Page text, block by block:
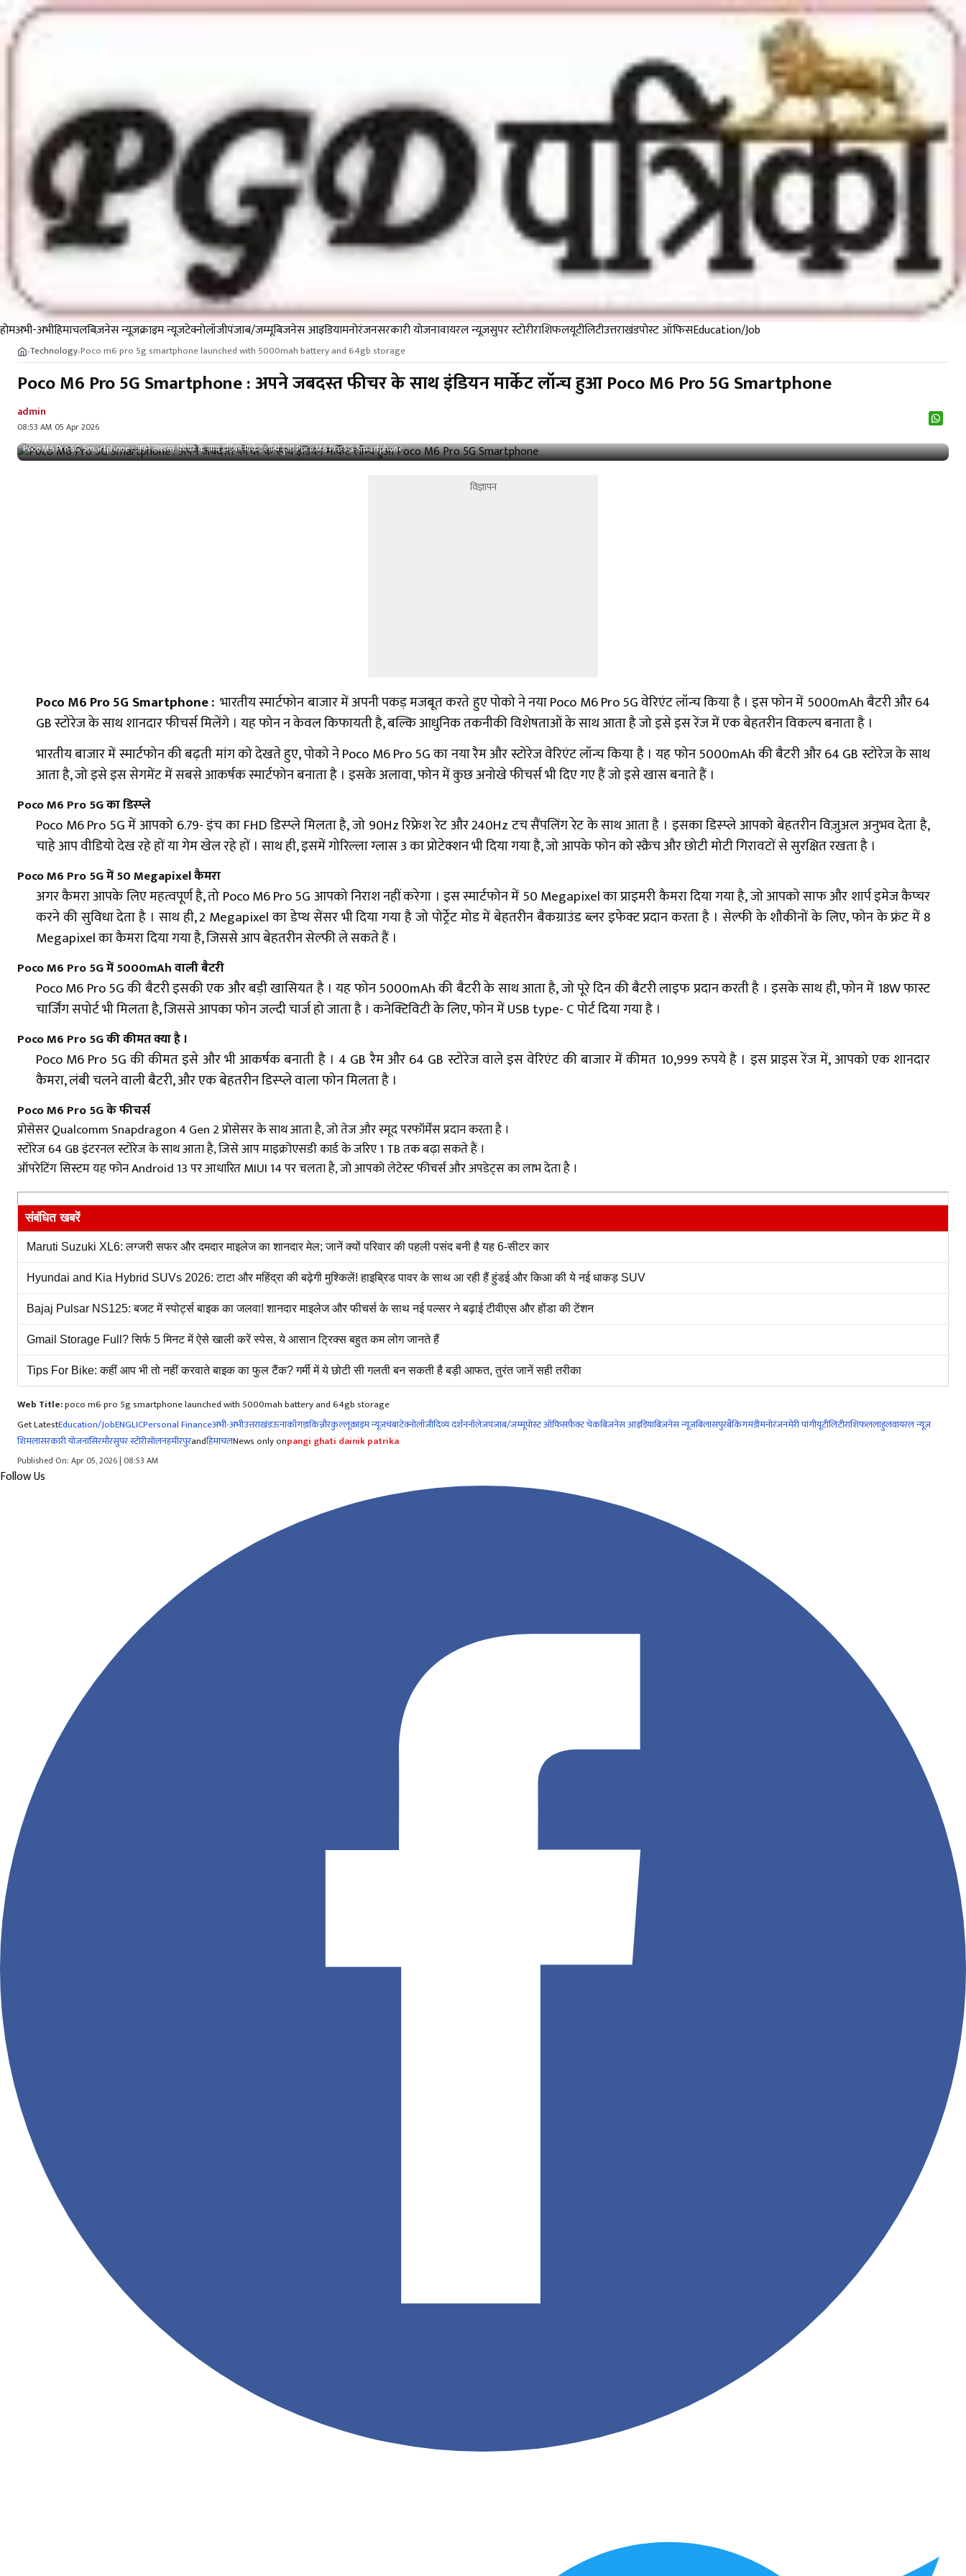
होमअभी-अभीहिमाचलबिज़नेस न्यूज़क्राइम न्यूजटेक्नोलॉजीपंजाब/जम्मूबिजनेस आइडियामनोरंजनसरकारी योजनावायरल न्यूज़सुपर स्टोरीराशिफलयूटीलिटीउत्तराखंडपोस्ट ऑफिसEducation/Job
›Technology›Poco m6 pro 5g smartphone launched with 5000mah battery and 64gb storage
Poco M6 Pro 5G Smartphone : अपने जबदस्त फीचर के साथ इंडियन मार्केट लॉन्च हुआ Poco M6 Pro 5G Smartphone
admin
08:53 AM 05 Apr 2026
Poco M6 Pro 5G Smartphone : अपने जबदस्त फीचर के साथ इंडियन मार्केट लॉन्च हुआ Poco M6 Pro 5G Smartphone
विज्ञापन
Poco M6 Pro 5G Smartphone :भारतीय स्मार्टफोन बाजार में अपनी पकड़ मजबूत करते हुए पोको ने नया Poco M6 Pro 5G वेरिएंट लॉन्च किया है । इस फोन में 5000mAh बैटरी और 64
GB स्टोरेज के साथ शानदार फीचर्स मिलेंगे । यह फोन न केवल किफायती है, बल्कि आधुनिक तकनीकी विशेषताओं के साथ आता है जो इसे इस रेंज में एक बेहतरीन विकल्प बनाता है ।
भारतीय बाजार में स्मार्टफोन की बढ़ती मांग को देखते हुए, पोको ने Poco M6 Pro 5G का नया रैम और स्टोरेज वेरिएंट लॉन्च किया है । यह फोन 5000mAh की बैटरी और 64 GB स्टोरेज के साथ
आता है, जो इसे इस सेगमेंट में सबसे आकर्षक स्मार्टफोन बनाता है । इसके अलावा, फोन में कुछ अनोखे फीचर्स भी दिए गए हैं जो इसे खास बनाते हैं ।
Poco M6 Pro 5Gका डिस्प्ले
Poco M6 Pro 5G में आपको 6.79- इंच का FHD डिस्प्ले मिलता है, जो 90Hz रिफ्रेश रेट और 240Hz टच सैंपलिंग रेट के साथ आता है । इसका डिस्प्ले आपको बेहतरीन विज़ुअल अनुभव देता है,
चाहे आप वीडियो देख रहे हों या गेम खेल रहे हों । साथ ही, इसमें गोरिल्ला ग्लास 3 का प्रोटेक्शन भी दिया गया है, जो आपके फोन को स्क्रैच और छोटी मोटी गिरावटों से सुरक्षित रखता है ।
Poco M6 Pro 5Gमें 50 Megapixel कैमरा
अगर कैमरा आपके लिए महत्वपूर्ण है, तो Poco M6 Pro 5G आपको निराश नहीं करेगा । इस स्मार्टफोन में 50 Megapixel का प्राइमरी कैमरा दिया गया है, जो आपको साफ और शार्प इमेज कैप्चर
करने की सुविधा देता है । साथ ही, 2 Megapixel का डेप्थ सेंसर भी दिया गया है जो पोर्ट्रेट मोड में बेहतरीन बैकग्राउंड ब्लर इफेक्ट प्रदान करता है । सेल्फी के शौकीनों के लिए, फोन के फ्रंट में 8
Megapixel का कैमरा दिया गया है, जिससे आप बेहतरीन सेल्फी ले सकते हैं ।
Poco M6 Pro 5G में 5000mAh वाली बैटरी
Poco M6 Pro 5G की बैटरी इसकी एक और बड़ी खासियत है । यह फोन 5000mAh की बैटरी के साथ आता है, जो पूरे दिन की बैटरी लाइफ प्रदान करती है । इसके साथ ही, फोन में 18W फास्ट
चार्जिंग सपोर्ट भी मिलता है, जिससे आपका फोन जल्दी चार्ज हो जाता है । कनेक्टिविटी के लिए, फोन में USB type- C पोर्ट दिया गया है ।
Poco M6 Pro 5G की कीमत क्या है ।
Poco M6 Pro 5G की कीमत इसे और भी आकर्षक बनाती है । 4 GB रैम और 64 GB स्टोरेज वाले इस वेरिएंट की बाजार में कीमत 10,999 रुपये है । इस प्राइस रेंज में, आपको एक शानदार
कैमरा, लंबी चलने वाली बैटरी, और एक बेहतरीन डिस्प्ले वाला फोन मिलता है ।
Poco M6 Pro 5G के फीचर्स
प्रोसेसर Qualcomm Snapdragon 4 Gen 2 प्रोसेसर के साथ आता है, जो तेज और स्मूद परफॉर्मेंस प्रदान करता है ।
स्टोरेज 64 GB इंटरनल स्टोरेज के साथ आता है, जिसे आप माइक्रोएसडी कार्ड के जरिए 1 TB तक बढ़ा सकते हैं ।
ऑपरेटिंग सिस्टम यह फोन Android 13 पर आधारित MIUI 14 पर चलता है, जो आपको लेटेस्ट फीचर्स और अपडेट्स का लाभ देता है ।
संबंधित खबरें
Maruti Suzuki XL6: लग्जरी सफर और दमदार माइलेज का शानदार मेल; जानें क्यों परिवार की पहली पसंद बनी है यह 6-सीटर कार
Hyundai and Kia Hybrid SUVs 2026: टाटा और महिंद्रा की बढ़ेगी मुश्किलें! हाइब्रिड पावर के साथ आ रही हैं हुंडई और किआ की ये नई धाकड़ SUV
Bajaj Pulsar NS125: बजट में स्पोर्ट्स बाइक का जलवा! शानदार माइलेज और फीचर्स के साथ नई पल्सर ने बढ़ाई टीवीएस और होंडा की टेंशन
Gmail Storage Full? सिर्फ 5 मिनट में ऐसे खाली करें स्पेस, ये आसान ट्रिक्स बहुत कम लोग जानते हैं
Tips For Bike: कहीं आप भी तो नहीं करवाते बाइक का फुल टैंक? गर्मी में ये छोटी सी गलती बन सकती है बड़ी आफत, तुरंत जानें सही तरीका
Web Title:poco m6 pro 5g smartphone launched with 5000mah battery and 64gb storage
Get LatestEducation/JobENGLICPersonal Financeअभी-अभीउत्तराखंडऊनाकाँगड़ाकिन्नौरकुल्लूक्राइम न्यूजचंबाटेक्नोलॉजीदिव्य दर्शननॉलेजपंजाब/जम्मूपोस्ट ऑफिसफ़ैक्ट चेकबिजनेस आइडियाबिज़नेस न्यूज़बिलासपुरबैंकिंगमंडीमनोरंजनमेरी पांगीयूटीलिटीराशिफललाहुलवायरल न्यूज़
शिमलासरकारी योजनासिरमौरसुपर स्टोरीसोलनहमीरपुरandहिमाचलNews only onpangi ghati dainik patrika
Published On: Apr 05, 2026 | 08:53 AM
Follow Us